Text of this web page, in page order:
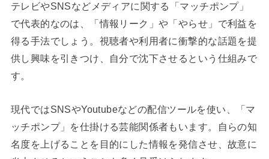
テレビやSNSなどメディアに関する「マッチポンプ」
で代表的なのは、「情報リーク」や「やらせ」で利益を
得る手法でしょう。視聴者や利用者に衝撃的な話題を提
供し興味を引きつけ、自分で沈下させるという仕組みで
す。
現代ではSNSやYoutubeなどの配信ツールを使い、「マ
ッチポンプ」を仕掛ける芸能関係者もいます。自らの知
名度を上げることを目的にした情報を発信させ、故意に